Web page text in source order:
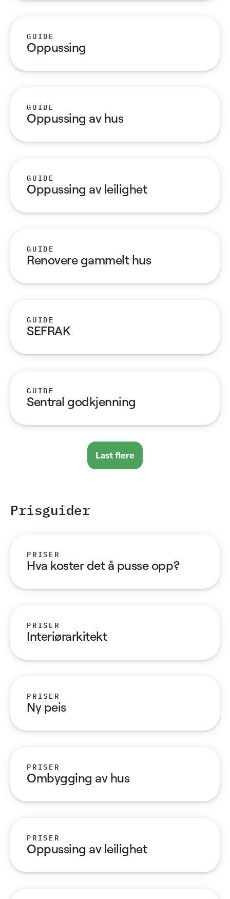
GUIDE
Oppussing
GUIDE
Oppussing av hus
GUIDE
Oppussing av leilighet
GUIDE
Renovere gammelt hus
GUIDE
SEFRAK
GUIDE
Sentral godkjenning
Last flere
Pris­guider
PRISER
Hva koster det å pusse opp?
PRISER
Interiørarkitekt
PRISER
Ny peis
PRISER
Ombygging av hus
PRISER
Oppussing av leilighet